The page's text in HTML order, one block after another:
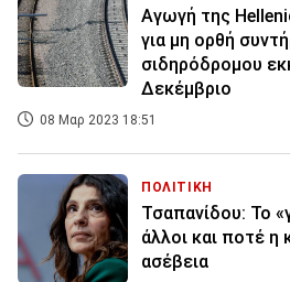
Aγωγή της
για μη ορθή
σιδηρόδρομου
Δεκέμβριο
08 Μαρ 2023 18:51
ΠΟΛΙΤΙΚΗ
Τσαπανίδου: Το
άλλοι και ποτέ η
ασέβεια